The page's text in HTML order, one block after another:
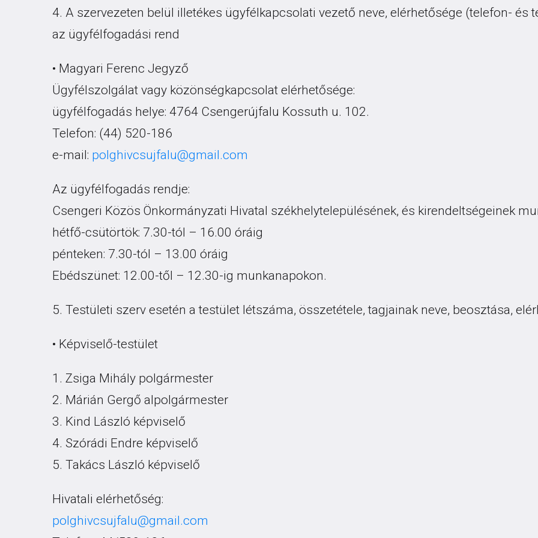
4. A szervezeten belül illetékes ügyfélkapcsolati vezető neve, elérhetősége (telefon- és
az ügyfélfogadási rend
• Magyari Ferenc Jegyző
Ügyfélszolgálat vagy közönségkapcsolat elérhetősége:
ügyfélfogadás helye: 4764 Csengerújfalu Kossuth u. 102.
Telefon: (44) 520-186
e-mail: polghivcsujfalu@gmail.com
Az ügyfélfogadás rendje:
Csengeri Közös Önkormányzati Hivatal székhelytelepülésének, és kirendeltségeinek
hétfő-csütörtök: 7.30-tól – 16.00 óráig
pénteken: 7.30-tól – 13.00 óráig
Ebédszünet: 12.00-től – 12.30-ig munkanapokon.
5. Testületi szerv esetén a testület létszáma, összetétele, tagjainak neve, beosztása,
• Képviselő-testület
1. Zsiga Mihály polgármester
2. Márián Gergő alpolgármester
3. Kind László képviselő
4. Szórádi Endre képviselő
5. Takács László képviselő
Hivatali elérhetőség:
polghivcsujfalu@gmail.com